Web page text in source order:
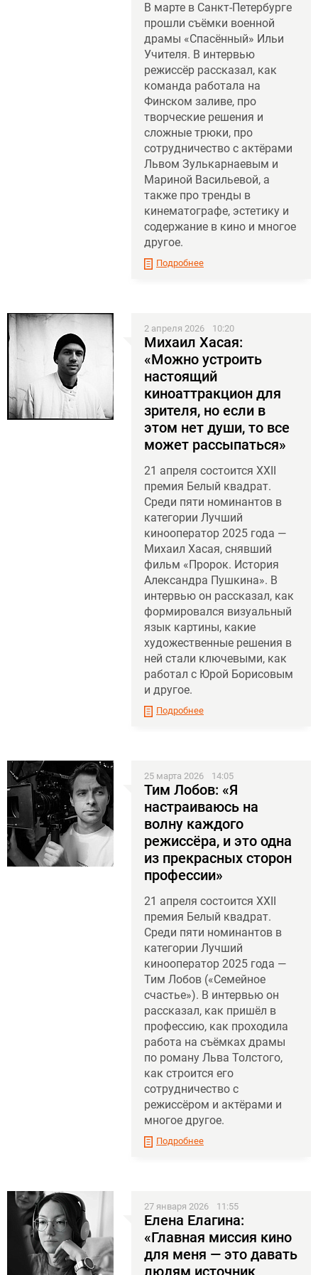
В марте в Санкт-Петербурге
прошли съёмки военной
драмы «Спасённый» Ильи
Учителя. В интервью
режиссёр рассказал, как
команда работала на
Финском заливе, про
творческие решения и
сложные трюки, про
сотрудничество с актёрами
Львом Зулькарнаевым и
Мариной Васильевой, а
также про тренды в
кинематографе, эстетику и
содержание в кино и многое
другое.
Подробнее
2 апреля 2026 10:20
Михаил Хасая:
«Можно устроить
настоящий
киноаттракцион для
зрителя, но если в
этом нет души, то все
может рассыпаться»
21 апреля состоится XXII
премия Белый квадрат.
Среди пяти номинантов в
категории Лучший
кинооператор 2025 года —
Михаил Хасая, снявший
фильм «Пророк. История
Александра Пушкина». В
интервью он рассказал, как
формировался визуальный
язык картины, какие
художественные решения в
ней стали ключевыми, как
работал с Юрой Борисовым
и другое.
Подробнее
25 марта 2026 14:05
Тим Лобов: «Я
настраиваюсь на
волну каждого
режиссёра, и это одна
из прекрасных сторон
профессии»
21 апреля состоится XXII
премия Белый квадрат.
Среди пяти номинантов в
категории Лучший
кинооператор 2025 года —
Тим Лобов («Семейное
счастье»). В интервью он
рассказал, как пришёл в
профессию, как проходила
работа на съёмках драмы
по роману Льва Толстого,
как строится его
сотрудничество с
режиссёром и актёрами и
многое другое.
Подробнее
27 января 2026 11:55
Елена Елагина:
«Главная миссия кино
для меня — это давать